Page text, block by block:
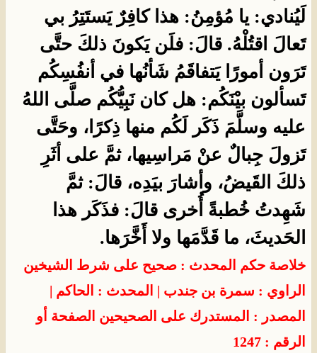
لَيُنادي: يا مُؤمِنُ: هذا كافِرٌ يَستَتِرُ بي
تَعالَ اقتُلْهُ. قالَ: فلَن يَكونَ ذلكَ حتَّى
تَرَون أمورًا يَتفاقَمُ شَأنُها في أنفُسِكُم
تَسألون بيْنَكُم: هل كان نَبِيُّكُم صلَّى اللهُ
عليه وسلَّمَ ذَكَر لَكُم منها ذِكرًا، وحَتَّى
تَزولَ جِبالٌ عنْ مَراسِيها، ثمَّ على أثَرِ
ذلكَ القَيضُ، وأشارَ بيَدِه، قالَ: ثمَّ
شَهِدتُ خُطبةً أُخرى قالَ: فذَكَر هذا
الحَديثَ، ما قَدَّمَها ولا أَخَّرَها.
خلاصة حكم المحدث : صحيح على شرط الشيخين
الراوي : سمرة بن جندب | المحدث : الحاكم |
المصدر : المستدرك على الصحيحين الصفحة أو
الرقم : 1247